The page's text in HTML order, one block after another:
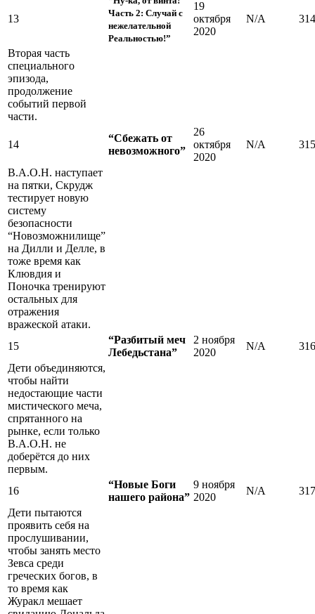
13
Часть 2: Случай с
нежелательной
Реальностью!”
19
октября
2020
N/A 314
Вторая часть
специального
эпизода,
продолжение
событий первой
части.
14
“Сбежать от
невозможного”
26
октября
2020
N/A 315
В.А.О.Н. наступает
на пятки, Скрудж
тестирует новую
систему
безопасности
“Новозможнилище”
на Дилли и Делле, в
тоже время как
Клювдия и
Поночка тренируют
остальных для
отражения
вражеской атаки.
15
“Разбитый меч
Лебедьстана”
2 ноября
2020
N/A
316
Дети объединяются,
чтобы найти
недостающие части
мистического меча,
спрятанного на
рынке, если только
В.А.О.Н. не
доберётся до них
первым.
16
“Новые Боги
нашего района”
9 ноября
2020
N/A
317
Дети пытаются
проявить себя на
прослушивании,
чтобы занять место
Зевса среди
греческих богов, в
то время как
Журакл мешает